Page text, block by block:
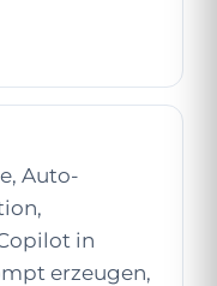
Auto-
in
erzeugen,